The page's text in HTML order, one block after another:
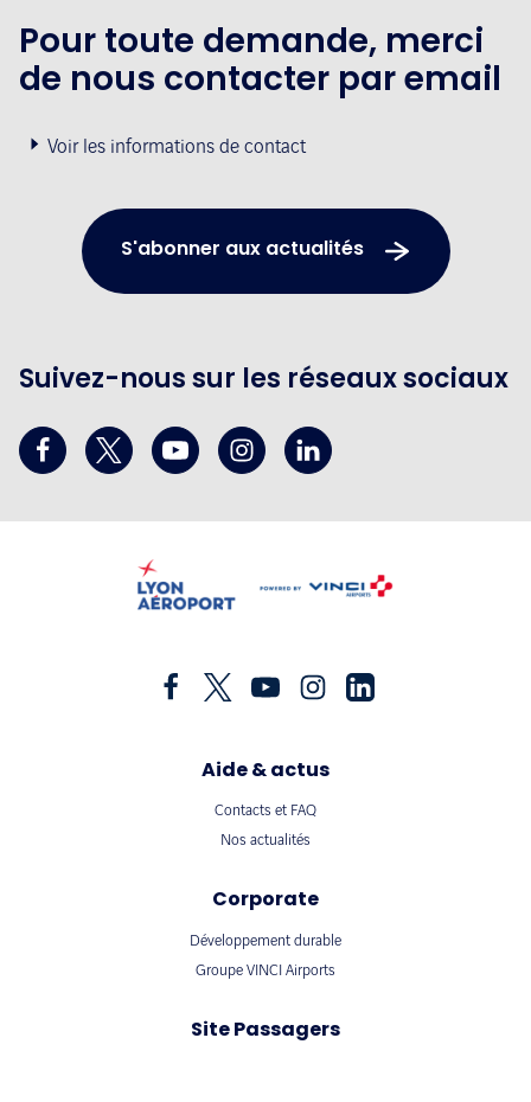
Pour toute demande, merci
de nous contacter par email
Voir les informations de contact
S'abonner aux actualités
Suivez-nous sur les réseaux sociaux
Aide & actus
Contacts et FAQ
Nos actualités
Corporate
Développement durable
Groupe VINCI Airports
Site Passagers